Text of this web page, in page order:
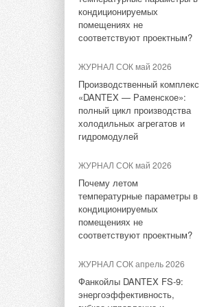
кондиционируемых
помещениях не
соответствуют проектным?
ЖУРНАЛ СОК май 2026
Производственный комплекс
«DANTEX — Раменское»:
полный цикл производства
холодильных агрегатов и
гидромодулей
ЖУРНАЛ СОК май 2026
Почему летом
температурные параметры в
кондиционируемых
помещениях не
соответствуют проектным?
ЖУРНАЛ СОК апрель 2026
Фанкойлы DANTEX FS‑9:
энергоэффективность,
Великолепная сотня:
оборудование брендов Bosch
и Buderus признано лучшим
НОВОСТИ СОК 15 декабря
2021
Для бренда Buderus
разработан уникальный
звуковой логотип
Logamax plus GB122i
поступил в продажу
НОВОСТИ СОК 18 августа
2021
Расширенная гарантия на
конденсационные котлы
Bosch
НОВОСТИ СОК 13 ноября
2025
Panasonic открыла новый
учебный центр по тепловым
насосам в Чехии
НОВОСТИ СОК 11 декабря
2024
Panasonic: энергоснабжение
ВИЭ и водорода
НОВОСТИ СОК 25 сентября
2024
Panasonic готовит
кондиционеры, рисующие
НОВОСТИ СОК 17 января 2024
Новая версия батареи 2170